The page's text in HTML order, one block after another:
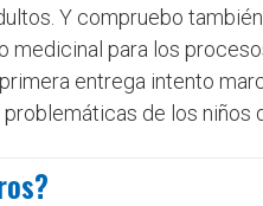
Y compruebo
medicinal para los
entrega intento
de los niños